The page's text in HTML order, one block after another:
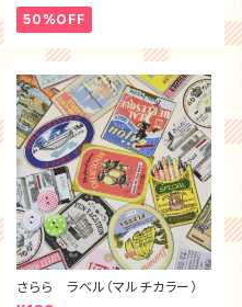
50%OFF
さらら ラベル（マルチカラー）